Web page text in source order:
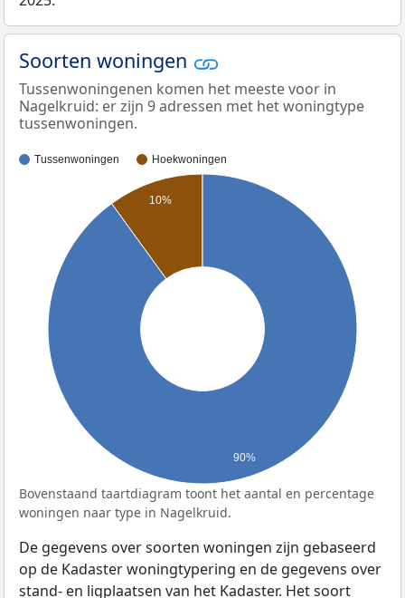
Soorten woningen
Tussenwoningenen komen het meeste voor in
Nagelkruid: er zijn 9 adressen met het woningtype
tussenwoningen.
Tussenwoningen Hoekwoningen
10%
90%
Bovenstaand taartdiagram toont het aantal en percentage
woningen naar type in Nagelkruid.
De gegevens over soorten woningen zijn gebaseerd
op de Kadaster woningtypering en de gegevens over
stand- en ligplaatsen van het Kadaster. Het soort